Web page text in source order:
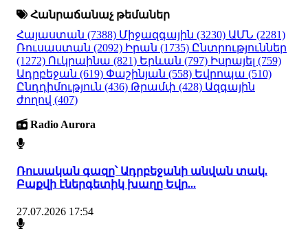
Հանրաճանաչ թեմաներ
Հայաստան (7388) Միջազգային (3230) ԱՄՆ (2281)
Ռուսաստան (2092) Իրան (1735) Ընտրություններ
(1272) Ուկրաինա (821) Երևան (797) Իսրայել (759)
Ադրբեջան (619) Փաշինյան (558) Եվրոպա (510)
Ընդդիմություն (436) Թրամփ (428) Ազգային
ժողով (407)
Radio Aurora
Ռուսական գազը՝ Ադրբեջանի անվան տակ.
Բաքվի էներգետիկ խաղը Եվր...
27.07.2026 17:54